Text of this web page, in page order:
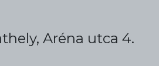
Aréna utca 4.